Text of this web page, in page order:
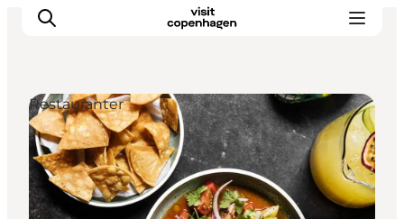
Aktiviteter
Spise og drikke
Planlegg turen din
Restauranter